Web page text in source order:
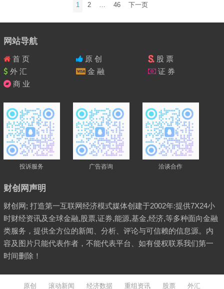
导
航
1 2 46 下一页
网站导航
首 页 原 创
股 票
外 汇
金 融
证 券
商 业
投诉服务 广告咨询 洽谈合作
财创网声明
财创网; 打造第一互联网经济模式媒体创建于2002年:提供7X24小
时财经资讯及全球金融,股票,证券,能源,基金,经济,等多种面向金融
类服务，提供全方位的新闻、分析、评论与可信赖的信息源。内
容及图片只能代表作者，不能代表平台、如有侵权联系我们第一
时间删除！
原创 滚动新闻 经济数据 重组资讯 股票 外汇